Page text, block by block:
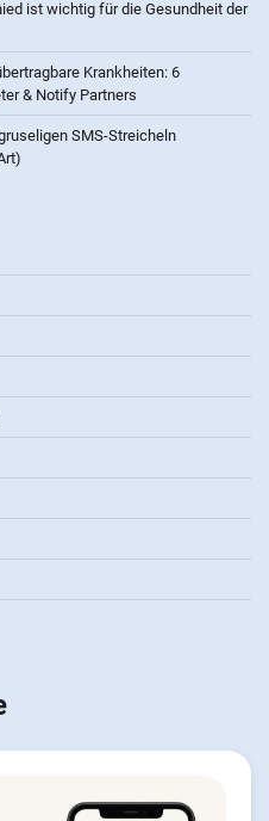
ist wichtig für die Gesundheit der
Krankheiten: 6
& Notify Partners
SMS-Streicheln